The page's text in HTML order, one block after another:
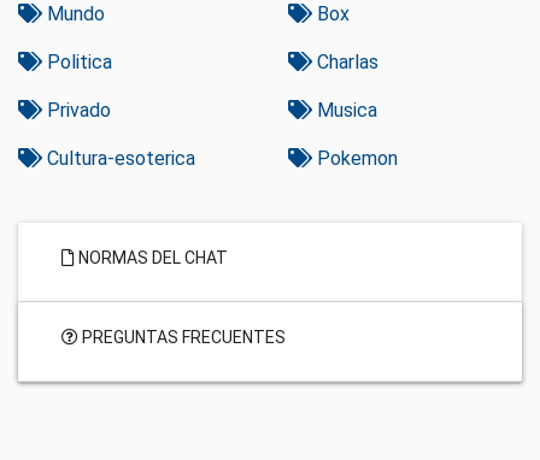
Mundo Box
Politica Charlas
Privado Musica
Cultura-esoterica Pokemon
NORMAS DEL CHAT
PREGUNTAS FRECUENTES